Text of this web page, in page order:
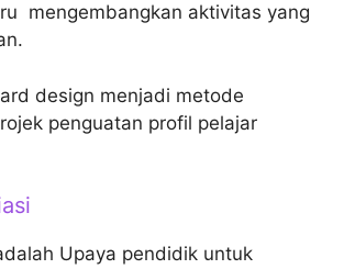
mengembangkan aktivitas yang
design menjadi metode
penguatan profil pelajar
Upaya pendidik untuk